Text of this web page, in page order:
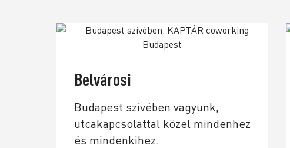
Belvárosi
Budapest szívében vagyunk,
utcakapcsolattal közel mindenhez
és mindenkihez.